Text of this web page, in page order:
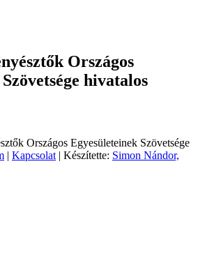
Országos
hivatalos
Országos Egyesületeinek Szövetsége
| Kapcsolat | Készítette: Simon Nándor,